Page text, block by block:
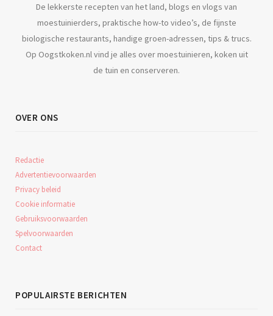
De lekkerste recepten van het land, blogs en vlogs van
moestuinierders, praktische how-to video’s, de fijnste
biologische restaurants, handige groen-adressen, tips & trucs.
Op Oogstkoken.nl vind je alles over moestuinieren, koken uit
de tuin en conserveren.
OVER ONS
Redactie
Advertentievoorwaarden
Privacy beleid
Cookie informatie
Gebruiksvoorwaarden
Spelvoorwaarden
Contact
POPULAIRSTE BERICHTEN